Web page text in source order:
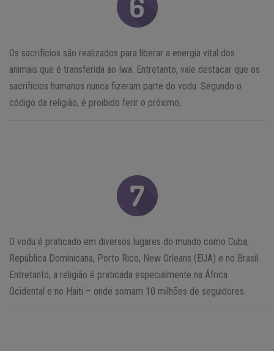
Os sacrifícios são realizados para liberar a energia vital dos
animais que é transferida ao Iwa. Entretanto, vale destacar que os
sacrifícios humanos nunca fizeram parte do vodu. Segundo o
código da religião, é proibido ferir o próximo;
O vodu é praticado em diversos lugares do mundo como Cuba,
República Dominicana, Porto Rico, New Orleans (EUA) e no Brasil.
Entretanto, a religião é praticada especialmente na África
Ocidental e no Haiti – onde somam 10 milhões de seguidores.